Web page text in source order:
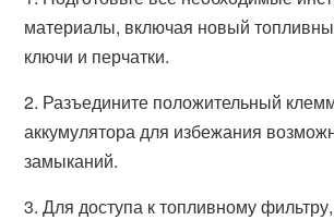
материалы, включая новый
ключи и перчатки.
2. Разъедините положительный
аккумулятора для избежания
замыканий.
3. Для доступа к топливному